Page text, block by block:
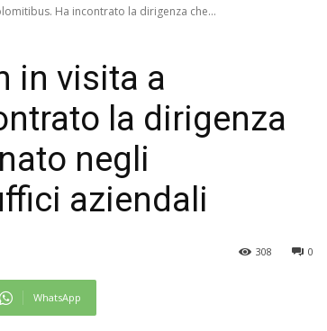
Ha incontrato la dirigenza che...
in visita a
la dirigenza
negli
aziendali
0
308
WhatsApp